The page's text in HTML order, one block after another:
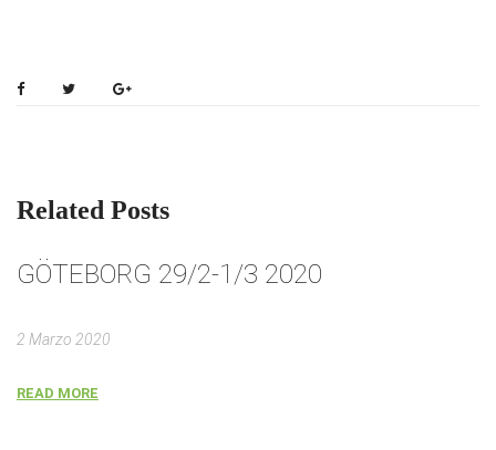
Related Posts
GÖTEBORG 29/2-1/3 2020
2 Marzo 2020
READ MORE